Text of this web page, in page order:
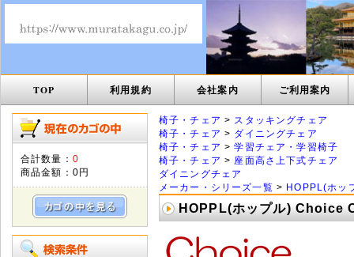
TOP 利用規約 会社案内 ご利用案内
合計数量： 0
商品金額： 0円
椅子・チェア > スタッキングチェア
椅子・チェア > ダイニングチェア
椅子・チェア >学習チェア・学習椅子
椅子・チェア > 座面高さ上下式チェア
ダイニングチェア
メーカー・シリーズ一覧 > HOPPL(ホッ
HOPPL(ホップル) Choice